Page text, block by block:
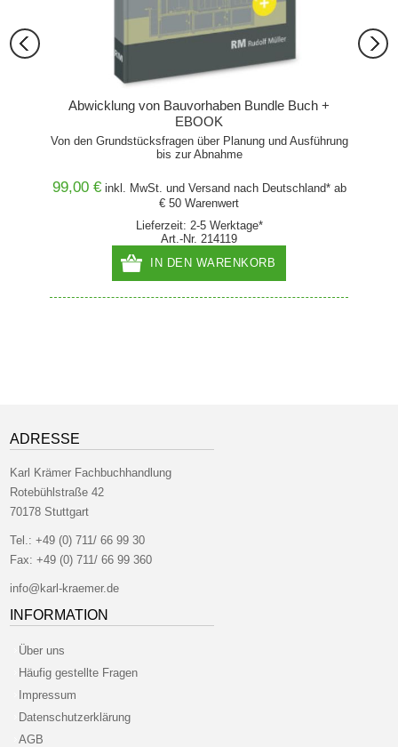
Abwicklung von Bauvorhaben Bundle Buch +
EBOOK
Von den Grundstücksfragen über Planung und Ausführung
bis zur Abnahme
99,00 € inkl. MwSt. und Versandnach Deutschland* ab
€ 50 Warenwert
Lieferzeit: 2-5 Werktage*
Art.-Nr. 214119
IN DEN WARENKORB
ADRESSE
Karl Krämer Fachbuchhandlung
Rotebühlstraße 42
70178 Stuttgart
Tel.:+49 (0) 711/ 66 99 30
Fax: +49 (0) 711/ 66 99 360
info@karl-kraemer.de
INFORMATION
Über uns
Häufig gestellte Fragen
Impressum
Datenschutzerklärung
AGB